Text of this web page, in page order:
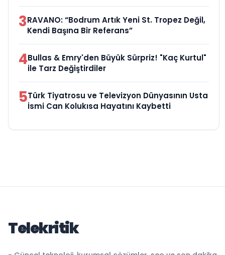
3RAVANO: “Bodrum Artık Yeni St. Tropez Değil,
Kendi Başına Bir Referans”
4Bullas & Emry'den Büyük Sürpriz! "Kaç Kurtul"
ile Tarz Değiştirdiler
5Türk Tiyatrosu ve Televizyon Dünyasının Usta
İsmi Can Kolukısa Hayatını Kaybetti
Telekritik